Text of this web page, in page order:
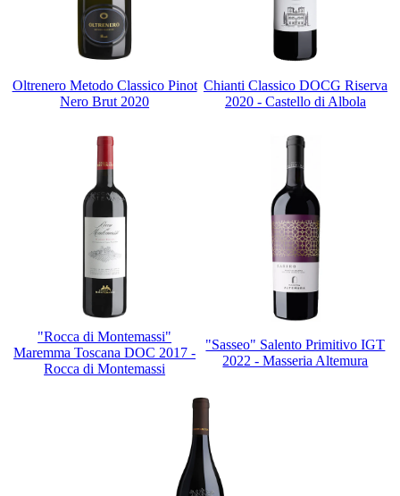
Oltrenero Metodo Classico Pinot
Nero Brut 2020
Chianti Classico DOCG Riserva
2020 - Castello di Albola
"Rocca di Montemassi"
Maremma Toscana DOC 2017 -
Rocca di Montemassi
"Sasseo" Salento Primitivo IGT
2022 - Masseria Altemura